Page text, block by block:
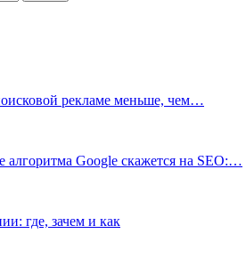
рекламе меньше, чем…
алгоритма Google скажется на SEO:…
где, зачем и как